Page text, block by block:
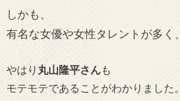
しかも、
有名な女優や女性タレントが多く、
やはり 丸山隆平さんも
モテモテであることがわかりました。